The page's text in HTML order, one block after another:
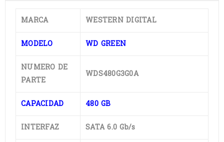
MARCA
WESTERN DIGITAL
MODELO
WD GREEN
NUMERO DE
PARTE
WDS480G3G0A
CAPACIDAD
480 GB
INTERFAZ
SATA 6.0 Gb/s